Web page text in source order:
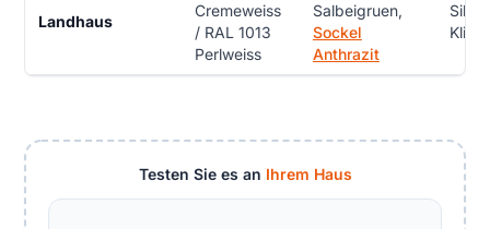
Landhaus
Cremeweiss
/ RAL 1013
Perlweiss
Salbeigruen,
Sockel
Anthrazit
Testen Sie es an Ihrem Haus